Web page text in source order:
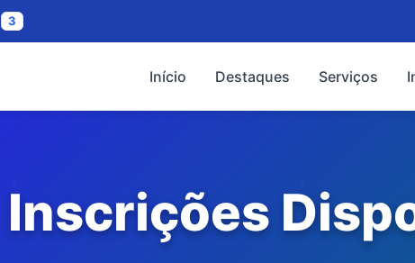
3
Início Destaques Serviços
Inscrições